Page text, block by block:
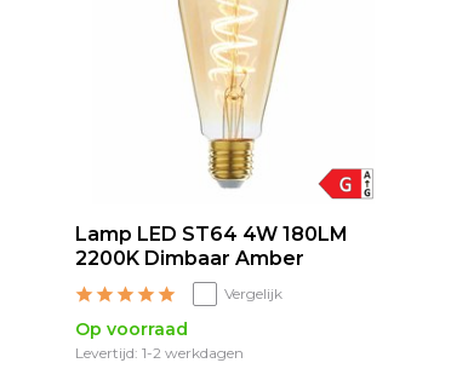
Lamp LED ST64 4W 180LM
2200K Dimbaar Amber
Vergelijk
Op voorraad
Levertijd: 1-2 werkdagen